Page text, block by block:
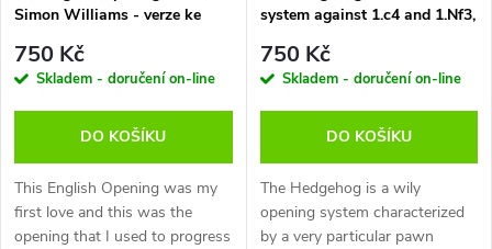
Simon Williams - verze ke
750 Kč
Skladem - doručení on-line
DO KOŠÍKU
This English Opening was my
first love and this was the
opening that I used to progress
system against 1.c4 and 1.Nf3,
stažení (anglicky, francouzsky,
německy)
750 Kč
Skladem - doručení on-line
DO KOŠÍKU
The Hedgehog is a wily
opening system characterized
by a very particular pawn